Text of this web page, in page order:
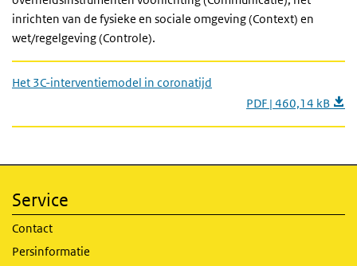
inrichten van de fysieke en sociale omgeving (Context) en
wet/regelgeving (Controle).
Het 3C-interventiemodel in coronatijd
PDF | 460,14 kB
Service
Contact
Persinformatie